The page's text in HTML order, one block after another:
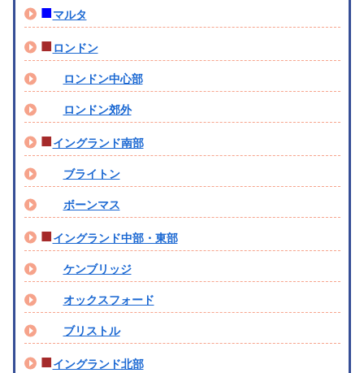
■マルタ
■ ロンドン
ロンドン中心部
ロンドン郊外
■イングランド南部
ブライトン
ボーンマス
■イングランド中部・東部
ケンブリッジ
オックスフォード
ブリストル
■イングランド北部